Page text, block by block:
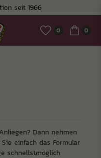
seit 1966
0 0
Dann nehmen
einfach das Formular
schnellstmöglich